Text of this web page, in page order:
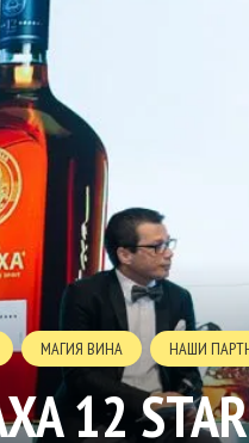
МАГИЯ ВИНА НАШИ
12